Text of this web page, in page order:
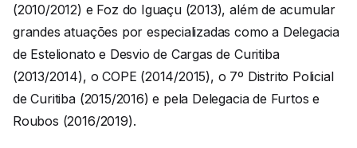
(2010/2012) e Foz do Iguaçu (2013), além de acumular
grandes atuações por especializadas como a Delegacia
de Estelionato e Desvio de Cargas de Curitiba
(2013/2014), o COPE (2014/2015), o 7º Distrito Policial
de Curitiba (2015/2016) e pela Delegacia de Furtos e
Roubos (2016/2019).